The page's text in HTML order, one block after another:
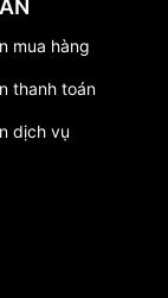
mua hàng
thanh toán
dịch vụ